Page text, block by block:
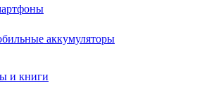
аккумуляторы
и книги